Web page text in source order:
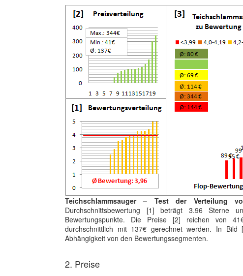
Teichschlammsauger – Test der Verteilung
Durchschnittsbewertung [1] beträgt 3.96 Sterne
Bewertungspunkte. Die Preise [2] reichen von
durchschnittlich mit 137€ gerechnet werden. In
Abhängigkeit von den Bewertungssegmenten.
2. Preise